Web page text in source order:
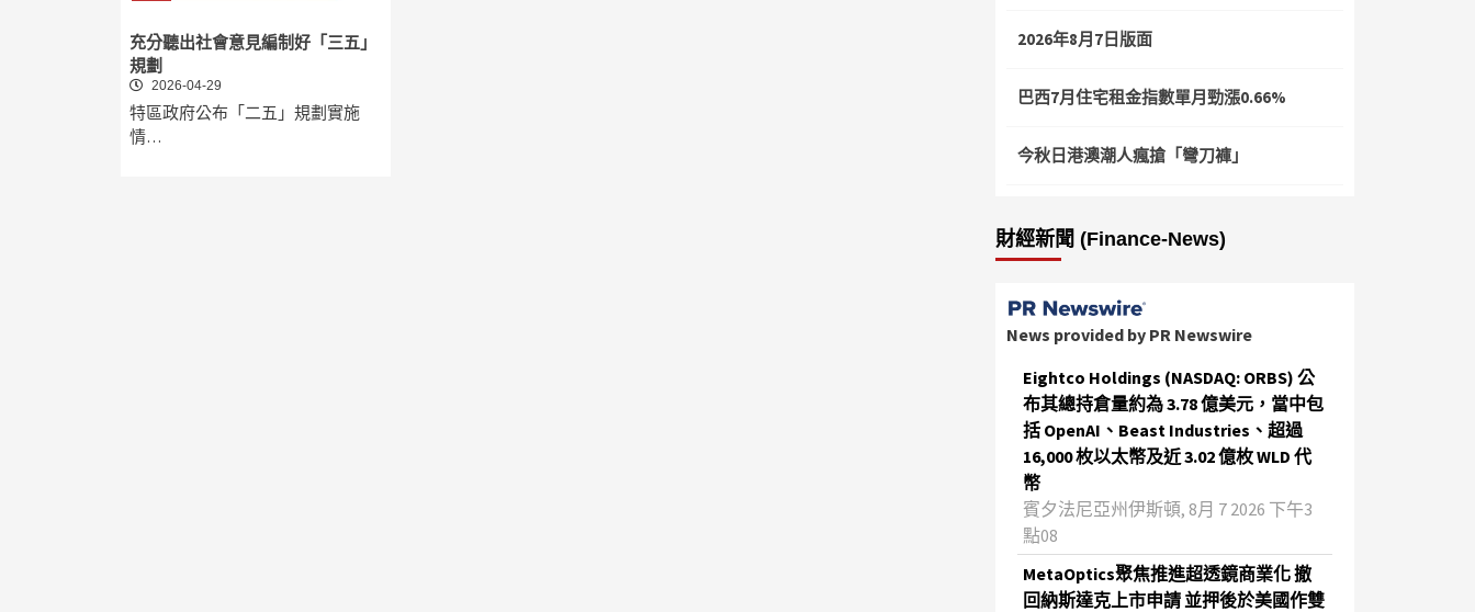
充分聽出社會意見編制好「三五」
規劃
2026-04-29
特區政府公布「二五」規劃實施
情…
2026年8月7日版面
巴西7月住宅租金指數單月勁漲0.66%
今秋日港澳潮人瘋搶「彎刀褲」
財經新聞 (Finance-News)
News provided by PR Newswire
Eightco Holdings (NASDAQ: ORBS) 公
布其總持倉量約為 3.78 億美元，當中包
括 OpenAI、Beast Industries、超過
16,000 枚以太幣及近 3.02 億枚 WLD 代
幣
賓夕法尼亞州伊斯頓, 8月 7 2026 下午3
點08
MetaOptics聚焦推進超透鏡商業化 撤
回納斯達克上市申請 並押後於美國作雙